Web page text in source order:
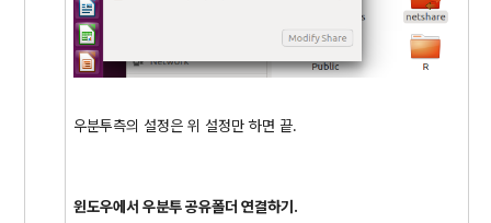
우분투측의 설정은 위 설정만 하면 끝.
윈도우에서 우분투 공유폴더 연결하기.